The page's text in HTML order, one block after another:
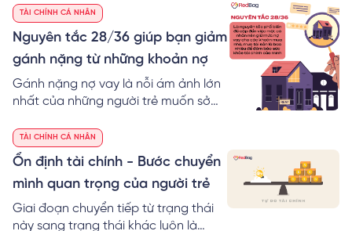
sẽ đối mặt với những băn khoăn,
như: cần bao nhiêu tiền thì có thể tậu
được ngôi nhà, căn hộ đầu tiên;
quản trị tài chính cá nhân với khoản
nợ, khoản trả góp mua nhà; các
bước chi tiết để mua nhà. Tất cả
đáp trong bài viết của RedBag.
TÀI CHÍNH CÁ NHÂN
Nguyên tắc 28/36 giúp bạn giảm
gánh nặng từ những khoản nợ
Gánh nặng nợ vay là nỗi ám ảnh lớn
nhất của những người trẻ muốn sở
Vay mua nhà và ngay sau khi tận
hưởng được niềm vui của việc có nhà
mới, người trẻ ngay lập tức phải
gánh chịu những áp lực từ lãi vay và
gánh nặng phải chi trả các khoản
vay nợ mua nhà, mua đồ nội thất.
TÀI CHÍNH CÁ NHÂN
Ổn định tài chính - Bước chuyển
mình quan trọng của người trẻ
Giai đoạn chuyển tiếp từ trạng thái
này sang trạng thái khác luôn là